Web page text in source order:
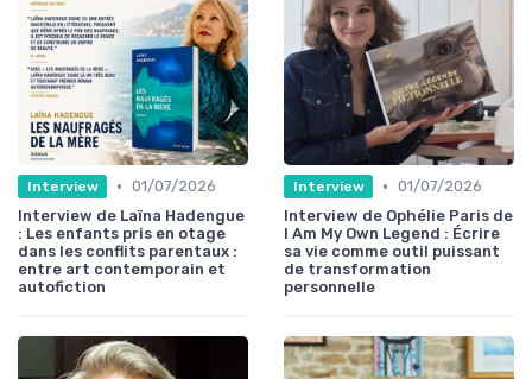
Interview • 01/07/2026
Interview de Laïna Hadengue
: Les enfants pris en otage
dans les conflits parentaux :
entre art contemporain et
autofiction
Interview • 01/07/2026
Interview de Ophélie Paris de
I Am My Own Legend : Écrire
sa vie comme outil puissant
de transformation
personnelle